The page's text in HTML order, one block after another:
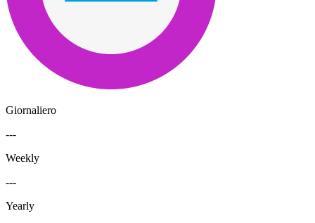
Giornaliero
---
Weekly
---
Yearly